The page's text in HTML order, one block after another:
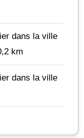
dans la ville
km
dans la ville